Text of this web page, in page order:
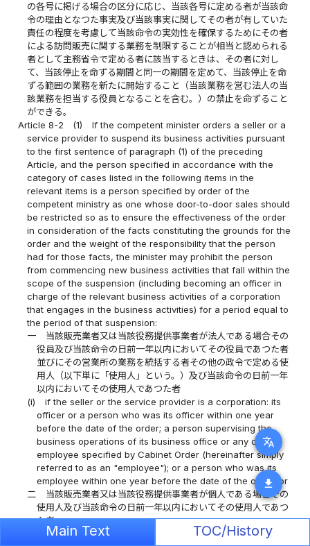
translate
download
の各号に掲げる場合の区分に応じ、当該各号に定める者が当該命
令の理由となつた事実及び当該事実に関してその者が有していた
責任の程度を考慮して当該命令の実効性を確保するためにその者
による訪問販売に関する業務を制限することが相当と認められる
者として主務省令で定める者に該当するときは、その者に対し
て、当該停止を命ずる期間と同一の期間を定めて、当該停止を命
ずる範囲の業務を新たに開始すること（当該業務を営む法人の当
該業務を担当する役員となることを含む。）の禁止を命ずること
ができる。
Article 8-2
(1)
If the competent minister orders a seller or a
service provider to suspend its business activities pursuant
to the first sentence of paragraph (1) of the preceding
Article, and the person specified in accordance with the
category of cases listed in the following items in the
relevant items is a person specified by order of the
competent ministry as one whose door-to-door sales should
be restricted so as to ensure the effectiveness of the order
in consideration of the facts constituting the grounds for the
order and the weight of the responsibility that the person
had for those facts, the minister may prohibit the person
from commencing new business activities that fall within the
scope of the suspension (including becoming an officer in
charge of the relevant business activities of a corporation
that engages in the business activities) for a period equal to
the period of that suspension:
一
当該販売業者又は当該役務提供事業者が法人である場合その
役員及び当該命令の日前一年以内においてその役員であつた者
並びにその営業所の業務を統括する者その他の政令で定める使
用人（以下単に「使用人」という。）及び当該命令の日前一年
以内においてその使用人であつた者
(i)
if the seller or the service provider is a corporation: its
officer or a person who was its officer within one year
before the date of the order; a person supervising the
business operations of its business office or any other
employee specified by Cabinet Order (hereinafter simply
referred to as an "employee"); or a person who was its
employee within one year before the date of the order; or
二
当該販売業者又は当該役務提供事業者が個人である場合その
使用人及び当該命令の日前一年以内においてその使用人であつ
た者
if the seller or the service provider is an individual: an
Main Text TOC/History